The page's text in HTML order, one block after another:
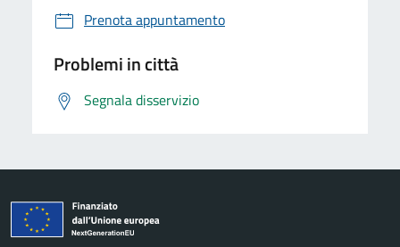
Prenota appuntamento
Problemi in città
Segnala disservizio